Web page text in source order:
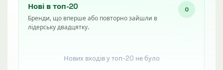
Нові в топ-20
Бренди, що вперше або повторно зайшли в
лідерську двадцятку.
0
Нових входів у топ-20 не було